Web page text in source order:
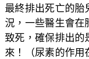
最終排出死亡的胎
況，一些醫生會在
致死，確保排出的
來！（尿素的作用